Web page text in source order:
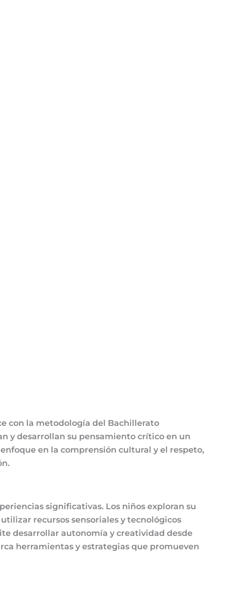
con la metodología del Bachillerato
y desarrollan su pensamiento crítico en un
en la comprensión cultural y el respeto,
significativas. Los niños exploran su
recursos sensoriales y tecnológicos
desarrollar autonomía y creatividad desde
herramientas y estrategias que promueven